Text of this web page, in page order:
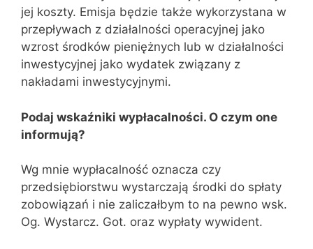
jej koszty. Emisja będzie także wykorzystana w
przepływach z działalności operacyjnej jako
wzrost środków pieniężnych lub w działalności
inwestycyjnej jako wydatek związany z
nakładami inwestycyjnymi.
Podaj wskaźniki wypłacalności. O czym one
informują?
Wg mnie wypłacalność oznacza czy
przedsiębiorstwu wystarczają środki do spłaty
zobowiązań i nie zaliczałbym to na pewno wsk.
Og. Wystarcz. Got. oraz wypłaty wywident.